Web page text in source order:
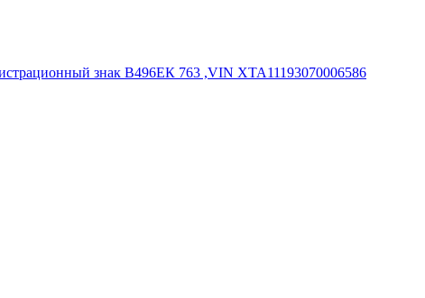
знак В496ЕК 763 ,VIN XTA11193070006586